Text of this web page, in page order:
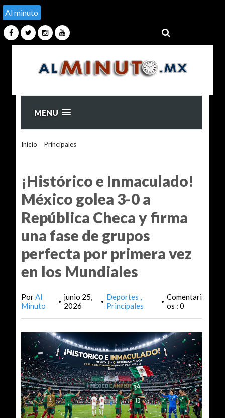
Al minuto
MENU
Inicio Principales>
¡Histórico e Inmaculado!
México golea 3-0 a
República Checa y firma
una fase de grupos
perfecta por primera vez
en los Mundiales
PorAl
Minuto
• junio 25,
2026
• Deportes
Principales
• Comentari
os : 0